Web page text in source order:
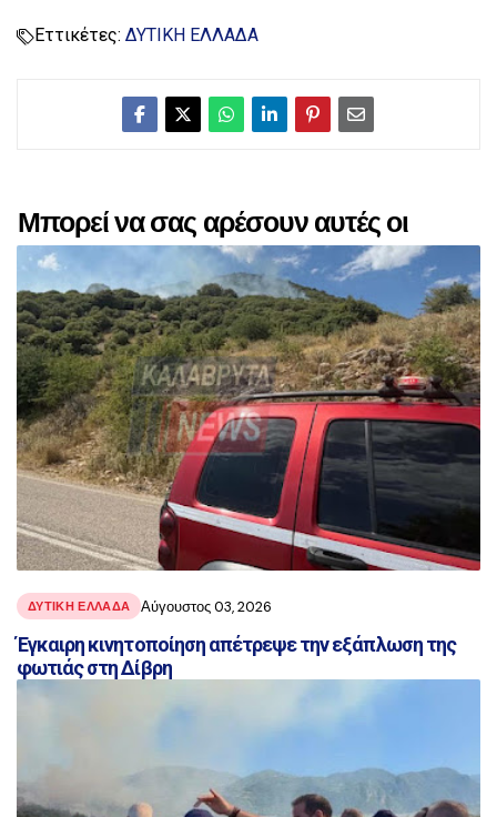
Εττικέτες: ΔΥΤΙΚΗ ΕΛΛΑΔΑ
Μπορεί να σας αρέσουν αυτές οι
αναρτήσεις
ΔΥΤΙΚΗ ΕΛΛΑΔΑ Αύγουστος 03, 2026
Έγκαιρη κινητοποίηση απέτρεψε την εξάπλωση της
φωτιάς στη Δίβρη